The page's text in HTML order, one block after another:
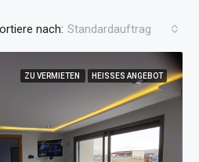
nach: Standardauftrag
ZU VERMIETEN HEISSES ANGEBOT